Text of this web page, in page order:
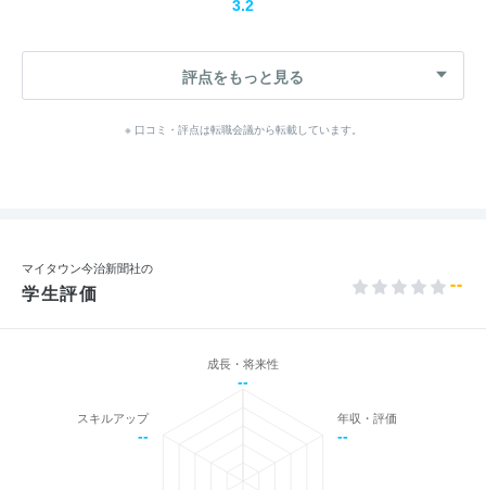
3.2
評点をもっと見る
※ 口コミ・評点は転職会議から転載しています。
マイタウン今治新聞社の
学生評価 --
成長・将来性
--
年収・評価
--
スキルアップ
--